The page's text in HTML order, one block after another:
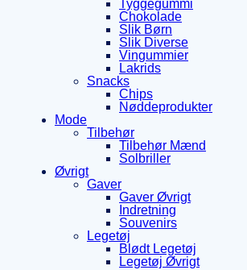
Tyggegummi
Chokolade
Slik Børn
Slik Diverse
Vingummier
Lakrids
Snacks
Chips
Nøddeprodukter
Mode
Tilbehør
Tilbehør Mænd
Solbriller
Øvrigt
Gaver
Gaver Øvrigt
Indretning
Souvenirs
Legetøj
Blødt Legetøj
Legetøj Øvrigt